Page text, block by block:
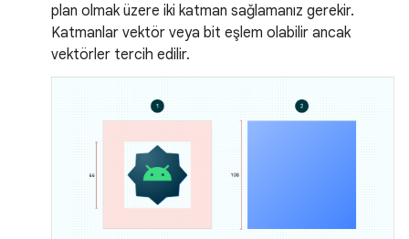
plan olmak üzere iki katman sağlamanız gerekir.
Katmanlar vektör veya bit eşlem olabilir ancak
vektörler tercih edilir.